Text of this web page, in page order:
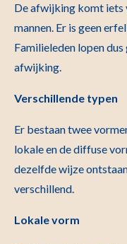
De afwijking komt iets
mannen. Er is geen
Familieleden lopen
afwijking.
Verschillende typen
Er bestaan twee
lokale en de diffuse
dezelfde wijze
verschillend.
Lokale vorm